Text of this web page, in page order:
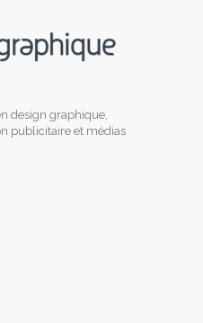
design graphique,
publicitaire et médias